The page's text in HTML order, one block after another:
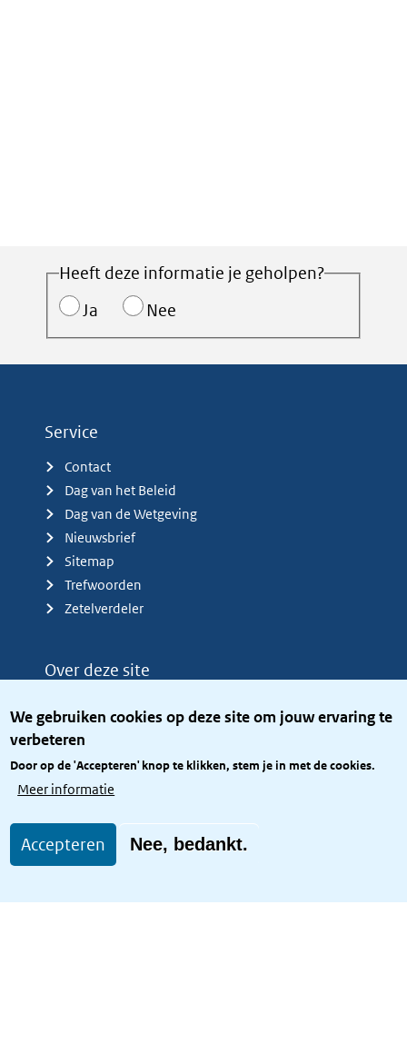
We gebruiken cookies op deze site om jouw ervaring te
verbeteren
Door op de 'Accepteren' knop te klikken, stem je in met de cookies.
Meer informatie
Accepteren Nee, bedankt.
Heeft deze informatie je geholpen?
Ja
Nee
Service
Contact
Dag van het Beleid
Dag van de Wetgeving
Nieuwsbrief
Sitemap
Trefwoorden
Zetelverdeler
Over deze site
Privacy
Toegang site openbaar
Toegankelijkheid